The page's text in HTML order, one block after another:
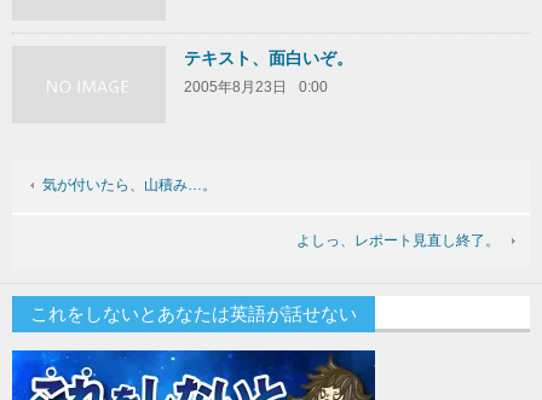
テキスト、面白いぞ。
2005年8月23日 0:00
気が付いたら、山積み…。
よしっ、レポート見直し終了。
これをしないとあなたは英語が話せない